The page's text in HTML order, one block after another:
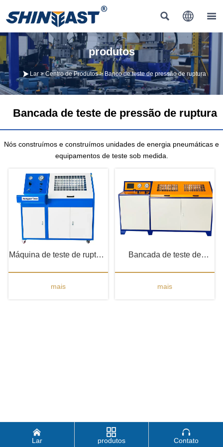
  
produtos
 Lar >Centro de Produtos> Banco de teste de pressão de ruptura
Bancada de teste de pressão de ruptura
Nós construímos e construímos unidades de energia pneumáticas e
equipamentos de teste sob medida.
Máquina de teste de ruptura
mais
Bancada de teste de
mais

Lar

produtos

Contato